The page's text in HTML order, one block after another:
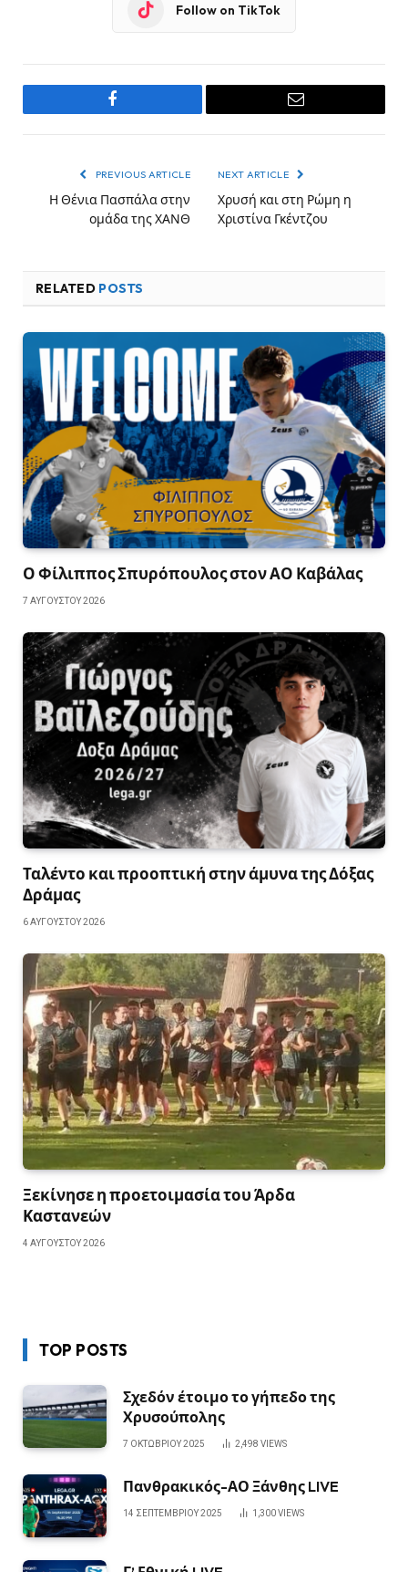
Follow on TikTok
Facebook Email
PREVIOUS ARTICLE
Η Θένια Πασπάλα στην
ομάδα της ΧΑΝΘ
NEXT ARTICLE
Χρυσή και στη Ρώμη η
Χριστίνα Γκέντζου
RELATED POSTS
Ο Φίλιππος Σπυρόπουλος στον ΑΟ Καβάλας
7 ΑΥΓΟΎΣΤΟΥ 2026
Ταλέντο και προοπτική στην άμυνα της Δόξας
Δράμας
6 ΑΥΓΟΎΣΤΟΥ 2026
Ξεκίνησε η προετοιμασία του Άρδα
Καστανεών
4 ΑΥΓΟΎΣΤΟΥ 2026
TOP POSTS
Σχεδόν έτοιμο το γήπεδο της
Χρυσούπολης
7 ΟΚΤΩΒΡΊΟΥ 2025 2,498 VIEWS
Πανθρακικός-ΑΟ Ξάνθης LIVE
14 ΣΕΠΤΕΜΒΡΊΟΥ 2025 1,300VIEWS